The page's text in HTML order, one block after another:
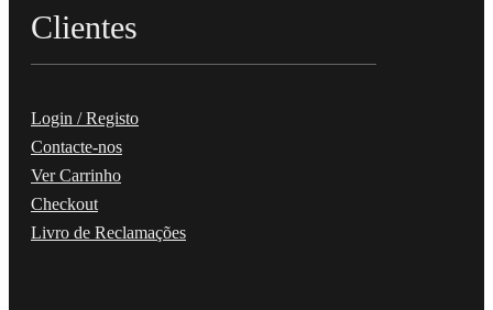
Clientes
Login / Registo
Contacte-nos
Ver Carrinho
Checkout
Livro de Reclamações